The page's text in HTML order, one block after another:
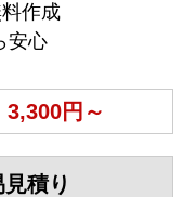
作成
安心
3,300円～
積り